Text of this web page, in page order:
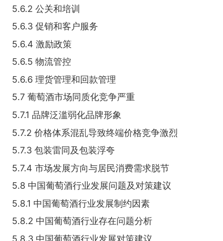
5.6.2 公关和培训
5.6.3 促销和客户服务
5.6.4 激励政策
5.6.5 物流管控
5.6.6 理货管理和回款管理
5.7 葡萄酒市场同质化竞争严重
5.7.1 品牌泛滥弱化品牌形象
5.7.2 价格体系混乱导致终端价格竞争激烈
5.7.3 包装雷同及包装浮夸
5.7.4 市场发展方向与居民消费需求脱节
5.8 中国葡萄酒行业发展问题及对策建议
5.8.1 中国葡萄酒行业发展制约因素
5.8.2 中国葡萄酒行业存在问题分析
5.8.3 中国葡萄酒行业发展对策建议